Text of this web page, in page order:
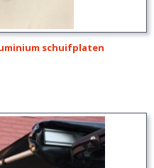
schuifplaten